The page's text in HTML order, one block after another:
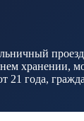
21 года,